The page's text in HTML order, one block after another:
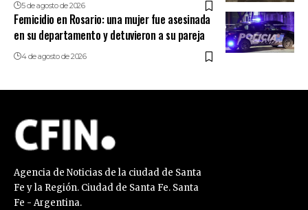
5 de agosto de 2026
Femicidio en Rosario: una mujer fue asesinada
en su departamento y detuvieron a su pareja
4 de agosto de 2026
Agencia de Noticias de la ciudad de Santa
Fe y la Región. Ciudad de Santa Fe. Santa
Fe - Argentina.